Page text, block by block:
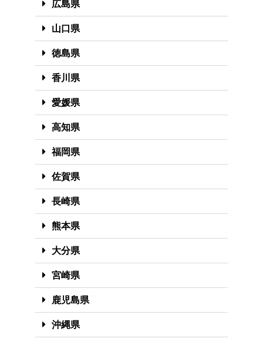
広島県
山口県
徳島県
香川県
愛媛県
高知県
福岡県
佐賀県
長崎県
熊本県
大分県
宮崎県
鹿児島県
沖縄県